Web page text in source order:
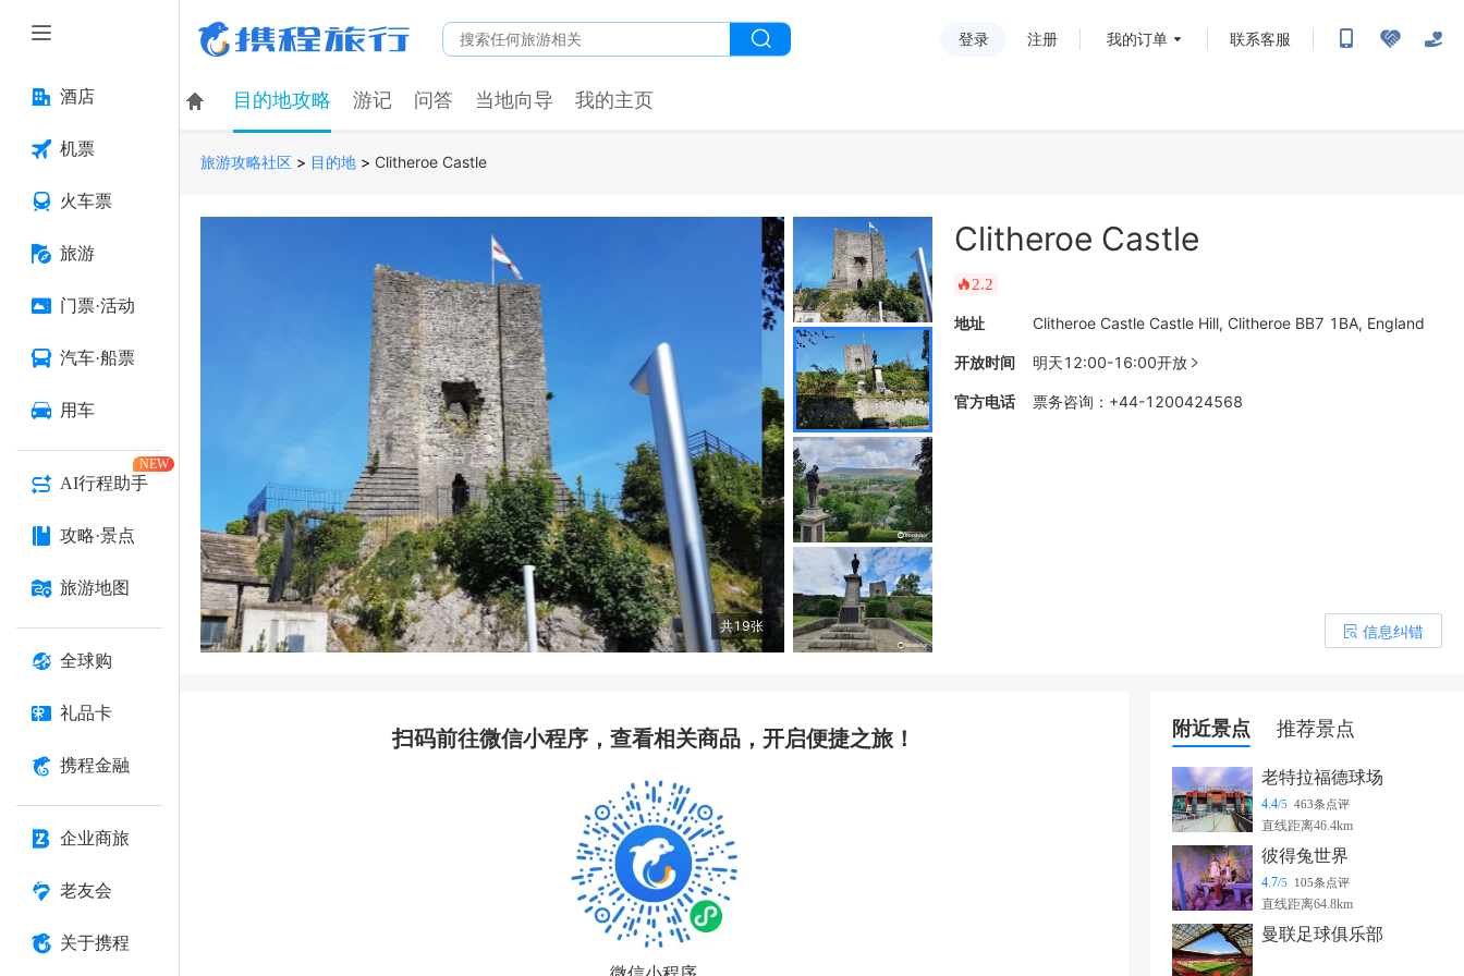
酒店
机票
火车票
旅游
门票·活动
汽车·船票
用车
AI行程助手
NEW
攻略·景点
旅游地图
全球购
礼品卡
携程金融
企业商旅
老友会
关于携程
登录 注册 我的订单 联系客服
目的地攻略 游记 问答 当地向导 我的主页
旅游攻略社区 > 目的地 > Clitheroe Castle
共19张
Clitheroe Castle
󰺂 2.2
地址 Clitheroe Castle Castle Hill, Clitheroe BB7 1BA, England
开放时间 明天12:00-16:00开放 
官方电话 票务咨询 ： +44-1200424568
󰎒 信息纠错
扫码前往微信小程序，查看相关商品，开启便捷之旅！ 附近景点 推荐景点
老特拉福德球场
4.4/5 463条点评
直线距离46.4km
彼得兔世界
4.7/5 105条点评
直线距离64.8km
曼联足球俱乐部